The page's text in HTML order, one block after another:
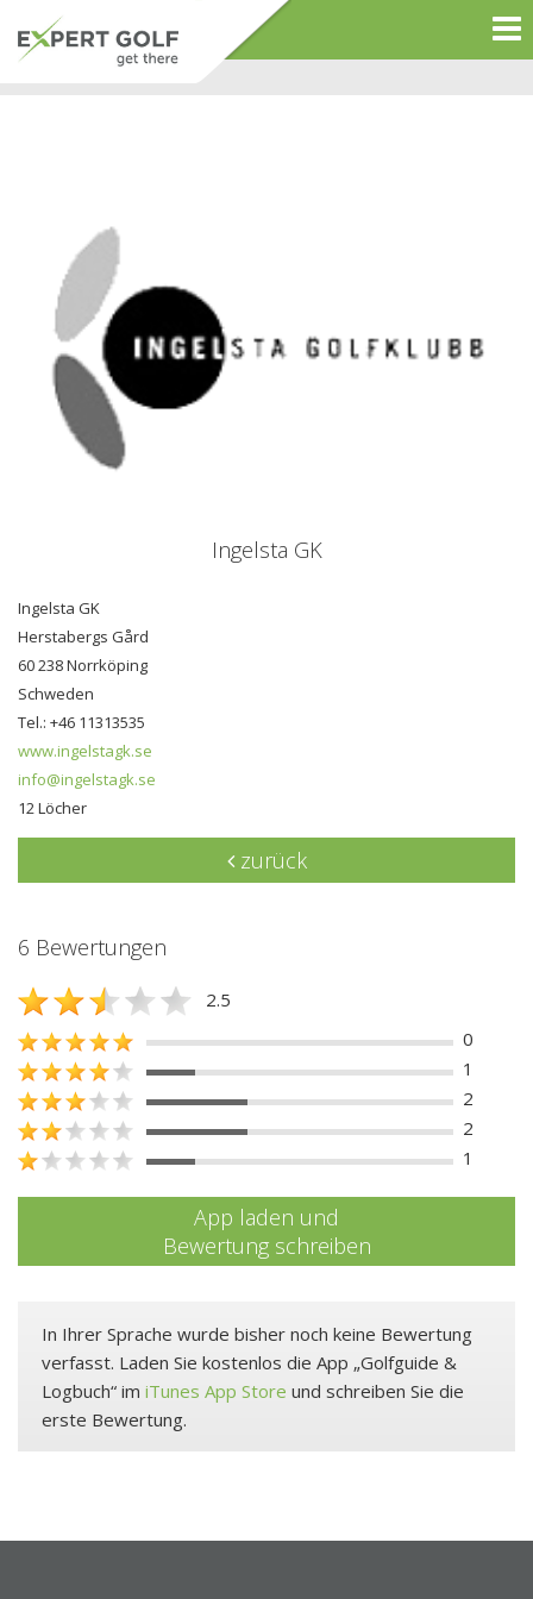
Ingelsta GK
Ingelsta GK
Herstabergs Gård
60 238 Norrköping
Schweden
Tel.: +46 11313535
www.ingelstagk.se
info@ingelstagk.se
12 Löcher
zurück
6 Bewertungen
2.5
0
1
2
2
1
App laden und
Bewertung schreiben
In Ihrer Sprache wurde bisher noch keine Bewertung
verfasst. Laden Sie kostenlos die App „Golfguide &
Logbuch“ im iTunes App Store und schreiben Sie die
erste Bewertung.